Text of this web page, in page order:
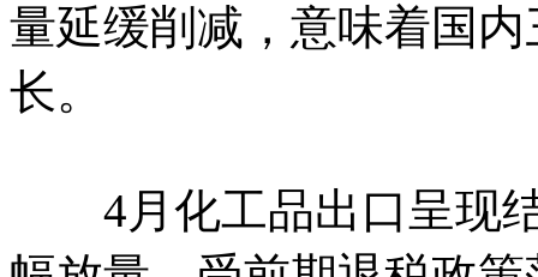
量延缓削减，意味着国
长。
4月化工品出口呈现结